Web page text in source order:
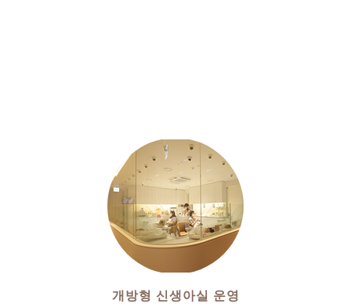
개방형 신생아실 운영